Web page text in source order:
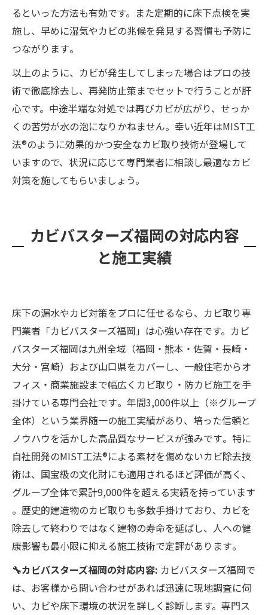
るといった方法も有効です。また定期的に床下点検を実
施し、早めに湿気やカビの兆候を発見する習慣も予防に
つながります​。
以上のように、カビが発生してしまった場合はプロの技
術で徹底除去し、再発防止策までセットで行うことが肝
心です。中途半端な対処では再びカビが広がり、せっか
くの苦労が水の泡になりかねません。幸い近年はMIST工
法®のように効果的かつ安全なカビ取り技術が登場して
いますので、状況に応じて専門業者に相談し最適なカビ
対策を施してもらいましょう。
カビバスターズ福岡の対応内容
と施工実績
床下の漏水やカビ対策をプロに任せるなら、カビ取り専
門業者「カビバスターズ福岡」は心強い存在です。カビ
バスターズ福岡は九州全域（福岡・熊本・佐賀・長崎・
大分・宮崎）および山口県をカバーし、一般住宅からオ
フィス・商業施設まで幅広くカビ取り・防カビ施工を手
掛けている専門会社です​。年間3,000件以上（※グループ
全体）という業界随一の施工実績があり、培った信頼と
ノウハウを活かした高品質なサービスが強みです​。特に
自社開発のMIST工法®による素材を傷めないカビ除去技
術は、国宝級の文化財にも適用されるほど評価が高く、
グループ全体で累計9,000件を超える実績を持っています​
。歴史的建造物のカビ取りも多数手掛けており、カビを
除去して終わりではなく建物の寿命を延ばし、人への健
康影響も最小限に抑える施工技術で定評があります​。
🔧カビバスターズ福岡の対応内容: カビバスターズ福岡で
は、お客様から問い合わせがあれば迅速に現地調査に伺
い、カビや床下環境の状況を詳しく診断します。専門ス